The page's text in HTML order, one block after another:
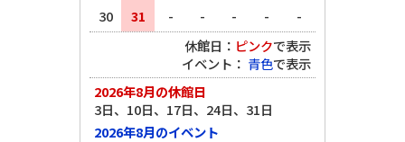
30
31 - - - -
-
休館日： ピンクで表示
イベント： 青色で表示
2026年8月の休館日
3日、10日、17日、24日、31日
2026年8月のイベント